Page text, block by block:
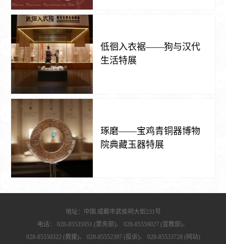
低徊入衣裾——狗与汉代
生活特展
琢磨——宝鸡青铜器博物
院典藏玉器特展
地址：中国.成都市武侯祠大街231号
电话：
028-85535951 (票务部)、
028-85559027 (宣教部)、
028-85550322 (救援)、
028-85552397 (投诉)、 028-85533728 (网站)